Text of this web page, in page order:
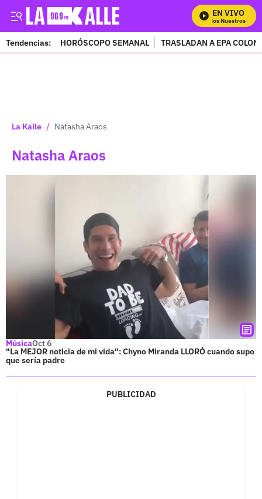
EN VIVO
Mira Todos Nuestros
Tendencias: HORÓSCOPO SEMANAL TRASLADAN A EPA
La Kalle / Natasha Araos
Natasha Araos
MúsicaOct 6
"La MEJOR noticia de mi vida": Chyno Miranda LLORÓ cuando supo
que sería padre
PUBLICIDAD